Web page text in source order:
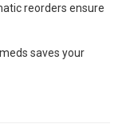
reorders ensure
saves your